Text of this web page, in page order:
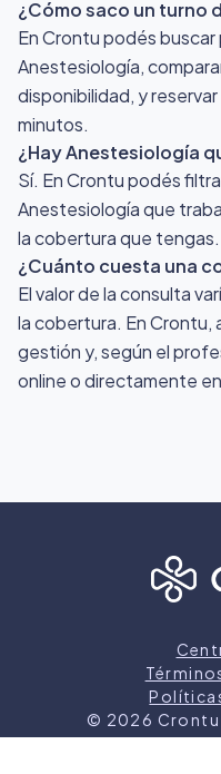
¿Cómo saco un turno
En Crontu podés
Anestesiología,
disponibilidad, y
minutos.
¿Hay Anestesiología
Sí. En Crontu podés
Anestesiología que
la cobertura que tengas.
¿Cuánto cuesta una
El valor de la consulta
la cobertura. En Crontu,
gestión y, según el
online o directamente
© 2026 Crontu